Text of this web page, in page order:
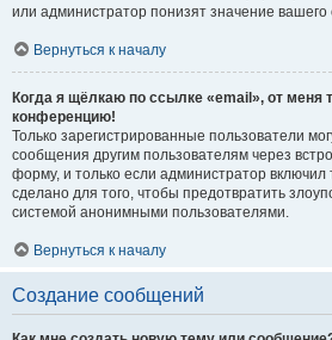
или администратор понизят значение
Вернуться к началу
Когда я щёлкаю по ссылке «email», от меня
конференцию!
Только зарегистрированные пользователи
сообщения другим пользователям через
форму, и только если администратор включил
сделано для того, чтобы предотвратить
системой анонимными пользователями.
Вернуться к началу
Создание сообщений